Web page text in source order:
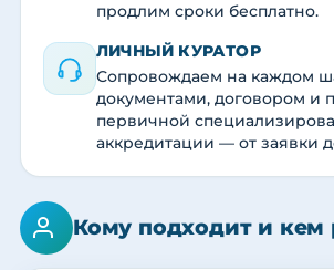
продлим сроки бесплатно.
ЛИЧНЫЙ КУРАТОР
Сопровождаем на каждом
документами, договором и
первичной
аккредитации — от заявки
Кому подходит и кем